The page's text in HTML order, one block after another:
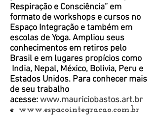
Respiração e Consciência” em
formato de workshops e cursos no
Espaço Integração e também em
escolas de Yoga. Ampliou seus
conhecimentos em retiros pelo
Brasil e em lugares propícios como
India, Nepal, México, Bolivia, Peru e
Estados Unidos. Para conhecer mais
de seu trabalho
acesse:www.mauriciobastos.art.br
e www.espacointegracao.com.br